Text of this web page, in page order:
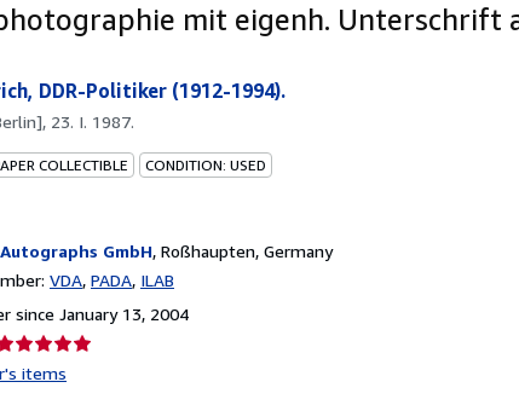
mit eigenh. Unterschrift
DDR-Politiker (1912-1994).
23. I. 1987.
COLLECTIBLE CONDITION: USED
GmbH, Roßhaupten, Germany
VDA PADA ILAB
since January 13, 2004
ratingitems